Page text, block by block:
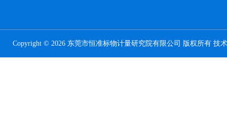
Copyright © 2026 东莞市恒准标物计量研究院有限公司 版权所有 技